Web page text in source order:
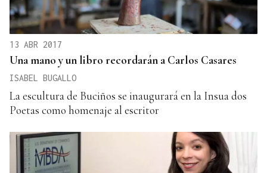
13 ABR 2017
Una mano y un libro recordarán a Carlos Casares
ISABEL BUGALLO
La escultura de Buciños se inaugurará en la Insua dos
Poetas como homenaje al escritor